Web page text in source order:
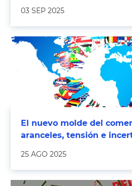
03 SEP 2025
El nuevo molde del
aranceles, tensión e
25 AGO 2025